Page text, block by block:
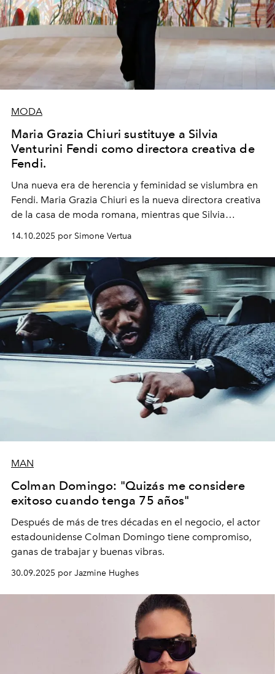
MODA
Maria Grazia Chiuri sustituye a Silvia
Venturini Fendi como directora creativa de
Fendi.
Una nueva era de herencia y feminidad se vislumbra en
Fendi. Maria Grazia Chiuri es la nueva directora creativa
de la casa de moda romana, mientras que Silvia
14.10.2025 por Simone Vertua
MAN
Colman Domingo: "Quizás me considere
exitoso cuando tenga 75 años"
Después de más de tres décadas en el negocio, el actor
estadounidense Colman Domingo tiene compromiso,
ganas de trabajar y buenas vibras.
30.09.2025 por Jazmine Hughes